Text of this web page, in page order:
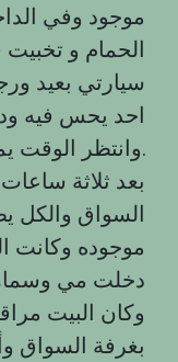
موجود وفي
الحمام و
سيارتي بعيد
احد يحس فيه
وانتظر الوقت يمشي.
بعد ثلاثة
السواق والكل
موجوده وكانت
دخلت مي
وكان البيت
بغرفة السواق